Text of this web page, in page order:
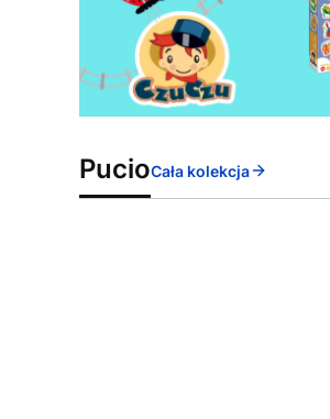
PucioCała kolekcja